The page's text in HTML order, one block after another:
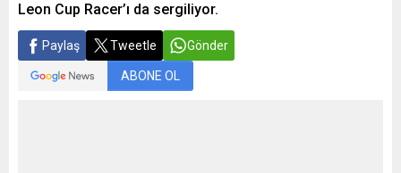
Leon Cup Racer’ı da sergiliyor.
Paylaş Tweetle Gönder
ABONE OL